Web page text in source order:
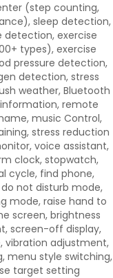
(step counting,
sleep detection,
detection, exercise
types), exercise
pressure detection,
detection, stress
weather, Bluetooth
remote
music Control,
stress reduction
voice assistant,
clock, stopwatch,
cycle, find phone,
not disturb mode,
mode, raise hand to
screen, brightness
screen-off display,
vibration adjustment,
menu style switching,
target setting